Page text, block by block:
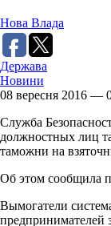
Нова Влада
Держава
Новини
08 вересня 2016 —
Служба
должностных лиц
таможни на
Об этом сообщила
Вымогатели
предпринимателей